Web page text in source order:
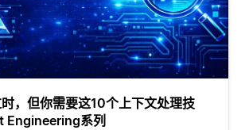
，但你需要这10个上下文处理技
Engineering系列